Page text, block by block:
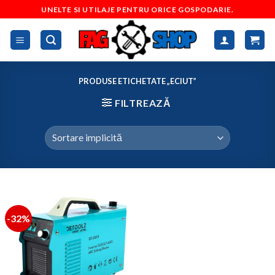
to
content
UNELTE SI UTILAJE PENTRU ORICE GOSPODARIE.
PRODUSE ETICHETATE „ECIUT”
FILTREAZĂ
-32%